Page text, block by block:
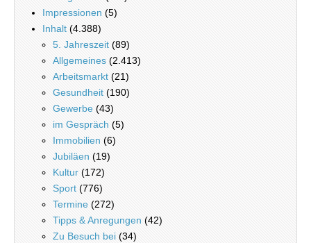
Impressionen (5)
Inhalt (4.388)
5. Jahreszeit (89)
Allgemeines (2.413)
Arbeitsmarkt (21)
Gesundheit (190)
Gewerbe (43)
im Gespräch (5)
Immobilien (6)
Jubiläen (19)
Kultur (172)
Sport (776)
Termine (272)
Tipps & Anregungen (42)
Zu Besuch bei (34)